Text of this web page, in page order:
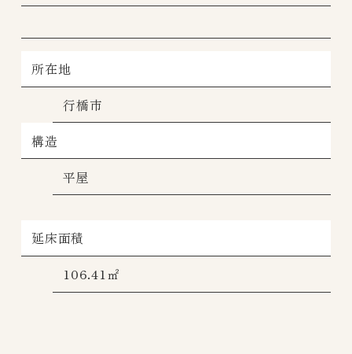
所在地
行橋市
構造
平屋
延床面積
106.41㎡